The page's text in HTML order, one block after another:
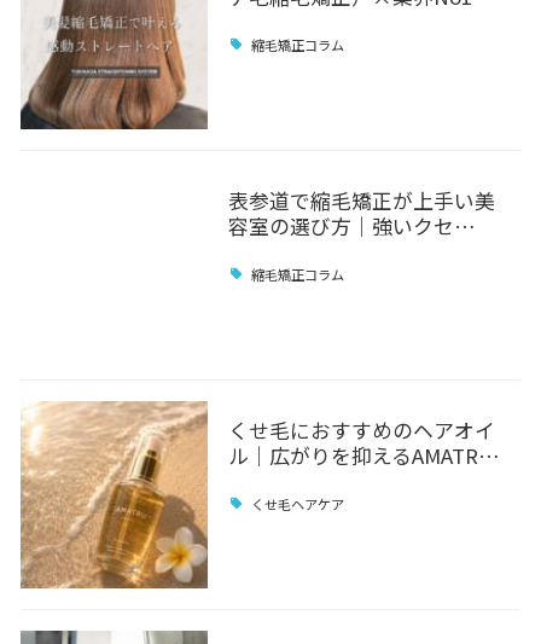
縮毛矯正コラム
表参道で縮毛矯正が上手い美
容室の選び方｜強いクセ…
縮毛矯正コラム
くせ毛におすすめのヘアオイ
ル｜広がりを抑えるAMATR…
くせ毛ヘアケア